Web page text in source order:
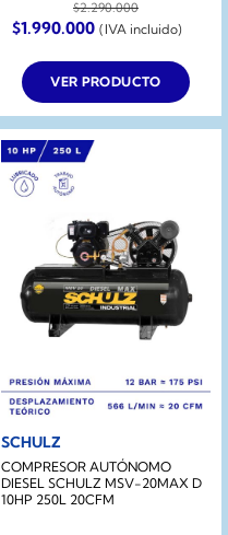
$2.290.000
El
precio
original
era:
$2.290.000.
$1.990.000El
precio
actual
es:
$1.990.000.
(IVA incluido)
VER PRODUCTO
SCHULZ
COMPRESOR AUTÓNOMO
DIESEL SCHULZ MSV-20MAX D
10HP 250L 20CFM